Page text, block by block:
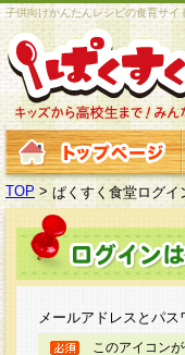
子供向けかんたんレシピの食育サイ
TOP > ぱくすく食堂ログイ
メールアドレスとパス
このアイコン